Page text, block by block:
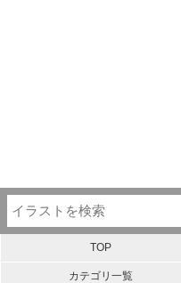
TOP
カテゴリ一覧